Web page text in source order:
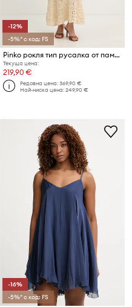
-12%
-5%* с код: FS
Pinko рокля тип русалка от памук
Текуща цена:
219,90 €
Редовна цена:369,90 €
Най-ниска цена:249,90 €
-16%
-5%* с код: FS